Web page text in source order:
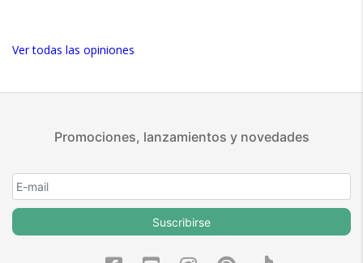
Ver todas las opinionesSeguro de cobertura en tus
Promociones, lanzamientos y novedades
Suscribirse